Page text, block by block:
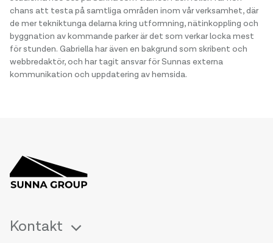
chans att testa på samtliga områden inom vår verksamhet, där
de mer tekniktunga delarna kring utformning, nätinkoppling och
byggnation av kommande parker är det som verkar locka mest
för stunden. Gabriella har även en bakgrund som skribent och
webbredaktör, och har tagit ansvar för Sunnas externa
kommunikation och uppdatering av hemsida.
Kontakt